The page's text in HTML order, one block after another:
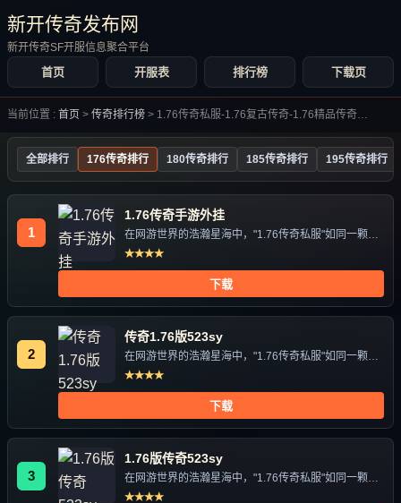
新开传奇发布网
新开传奇SF开服信息聚合平台
首页 开服表 排行榜 下载页
当前位置 : 首页 > 传奇排行榜 > 1.76传奇私服-1.76复古传奇-1.76精品传奇手游发布网
全部排行 176传奇排行 180传奇排行 185传奇排行 195传奇排行
1
1.76传奇手游外挂
在网游世界的浩瀚星海中，"1.76传奇私服"如同一颗独
特的星辰，...
★★★★
下载
2
传奇1.76版523sy
在网游世界的浩瀚星海中，"1.76传奇私服"如同一颗独
特的星辰，...
★★★★
下载
3
1.76版传奇523sy
在网游世界的浩瀚星海中，"1.76传奇私服"如同一颗独
特的星辰，...
★★★★